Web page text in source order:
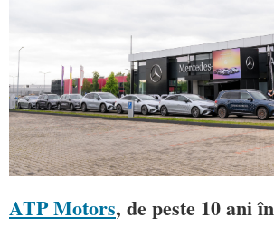
ATP Motors, de peste 10 ani